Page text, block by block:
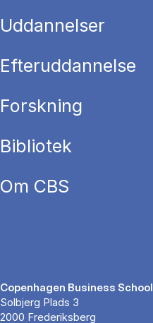
Uddannelser
Efteruddannelse
Forskning
Bibliotek
Om CBS
Copenhagen Business School
Solbjerg Plads 3
2000 Frederiksberg